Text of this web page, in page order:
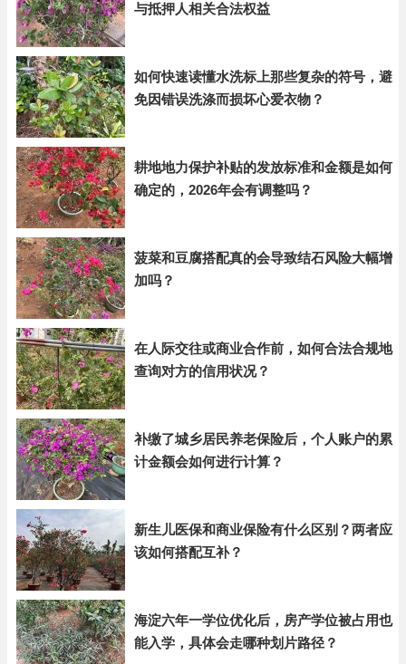
与抵押人相关合法权益
如何快速读懂水洗标上那些复杂的符号，避
免因错误洗涤而损坏心爱衣物？
耕地地力保护补贴的发放标准和金额是如何
确定的，2026年会有调整吗？
菠菜和豆腐搭配真的会导致结石风险大幅增
加吗？
在人际交往或商业合作前，如何合法合规地
查询对方的信用状况？
补缴了城乡居民养老保险后，个人账户的累
计金额会如何进行计算？
新生儿医保和商业保险有什么区别？两者应
该如何搭配互补？
海淀六年一学位优化后，房产学位被占用也
能入学，具体会走哪种划片路径？